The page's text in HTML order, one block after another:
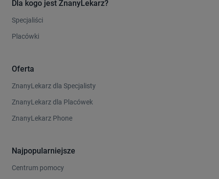
Dla kogo jest ZnanyLekarz?
Specjaliści
Placówki
Oferta
ZnanyLekarz dla Specjalisty
ZnanyLekarz dla Placówek
ZnanyLekarz Phone
Najpopularniejsze
Centrum pomocy